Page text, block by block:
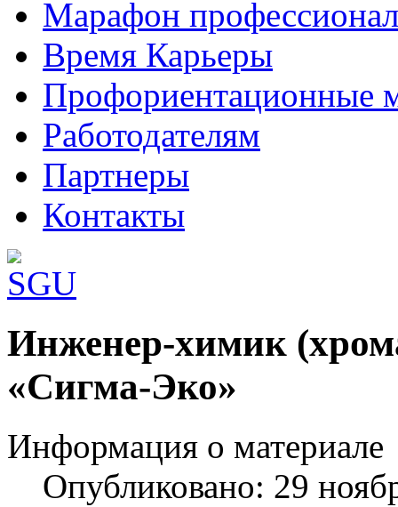
Марафон
Время Карьеры
Профориентационные
Работодателям
Партнеры
Контакты
Шаблоны Joomla 3 здесь: http://www.joomla3x.ru/joomla3-
Инженер-химик
«Сигма-Эко»
Информация о материале
Опубликовано: 29